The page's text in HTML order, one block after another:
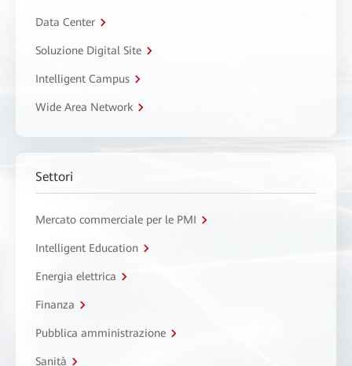
Data Center
Soluzione Digital Site
Intelligent Campus
Wide Area Network
Settori
Mercato commerciale per le PMI
Intelligent Education
Energia elettrica
Finanza
Pubblica amministrazione
Sanità